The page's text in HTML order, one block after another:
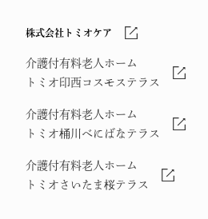
株式会社トミオケア
介護付有料老人ホーム
トミオ印西コスモステラス
介護付有料老人ホーム
トミオ桶川べにばなテラス
介護付有料老人ホーム
トミオさいたま桜テラス